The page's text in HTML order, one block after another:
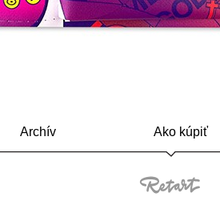
Archív Ako kúpiť